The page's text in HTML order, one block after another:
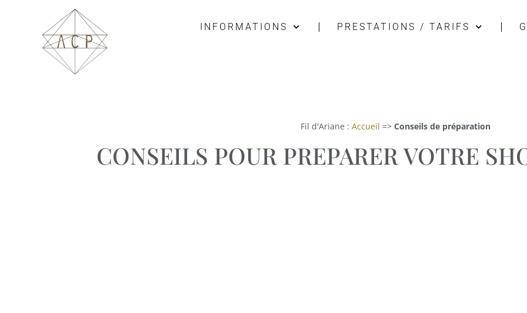
INFORMATIONS PRESTATIONS / TARIFS
Fil d'Ariane : Accueil => Conseils de préparation
CONSEILS POUR PREPARER VOTRE